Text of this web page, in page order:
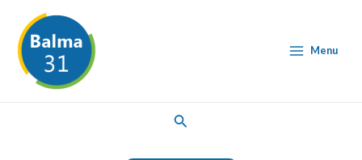
contenu
MenuMenu
Rechercher
navigation